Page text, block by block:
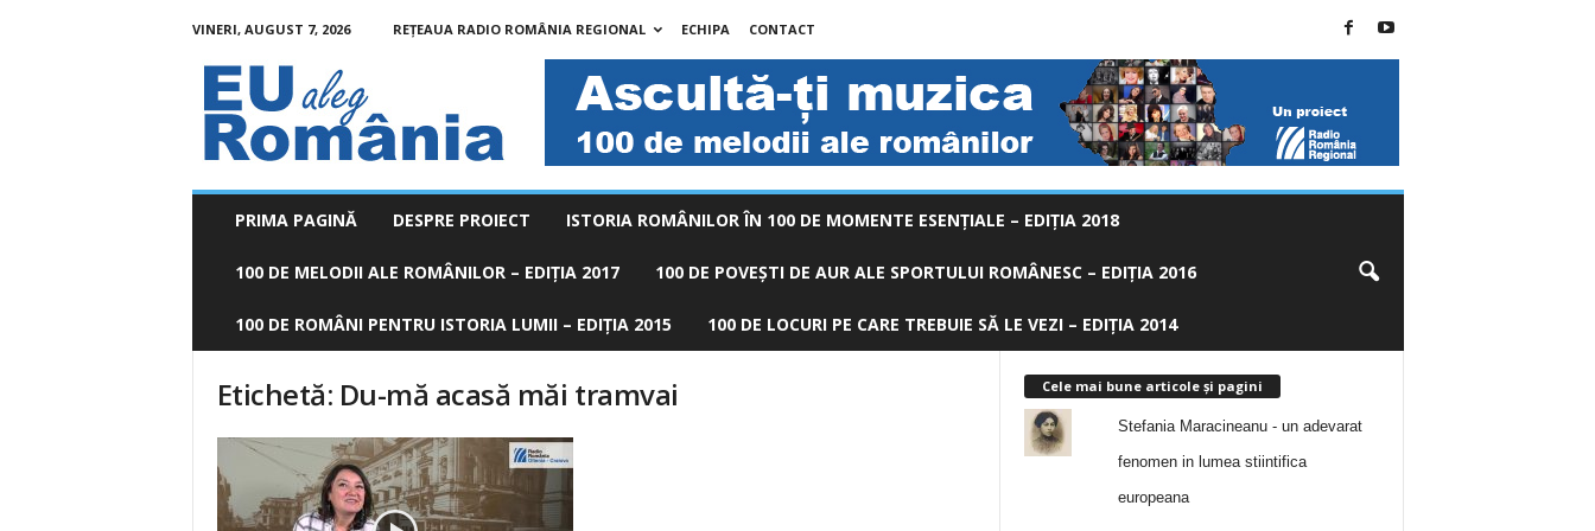
VINERI, AUGUST 7, 2026 REȚEAUA RADIO ROMÂNIA REGIONAL ECHIPA
CONTACT
aleg
România
PRIMA PAGINĂ DESPRE PROIECT ISTORIA ROMÂNILOR ÎN 100 DE MOMENTE ESENŢIALE – EDIŢIA 2018
100 DE MELODII ALE ROMÂNILOR – EDIȚIA 2017 100 DE POVEŞTI DE AUR ALE SPORTULUI ROMÂNESC – EDIȚIA 2016
100 DE ROMÂNI PENTRU ISTORIA LUMII – EDIȚIA 2015 100 DE LOCURI PE CARE TREBUIE SĂ LE VEZI – EDIȚIA 2014
Etichetă: Du-mă acasă măi tramvai Cele mai bune articole și pagini
Stefania Maracineanu - un adevarat
fenomen in lumea stiintifica
europeana